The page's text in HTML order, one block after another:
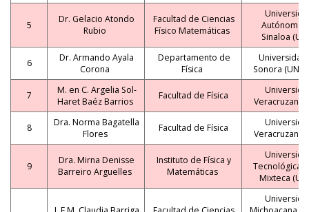
5
Dr. Gelacio Atondo
Rubio
Facultad de Ciencias
Físico Matemáticas
Autónoma
Sinaloa
6
Dr. Armando Ayala
Corona
Departamento de
Física
Sonora
7
M. en C. Argelia Sol-
Haret Baéz Barrios
Facultad de Física
Veracruzana
8
Dra. Norma Bagatella
Flores
Facultad de Física
Veracruzana
9
Dra. Mirna Denisse
Barreiro Arguelles
Instituto de Física y
Matemáticas
Tecnológica
Mixteca